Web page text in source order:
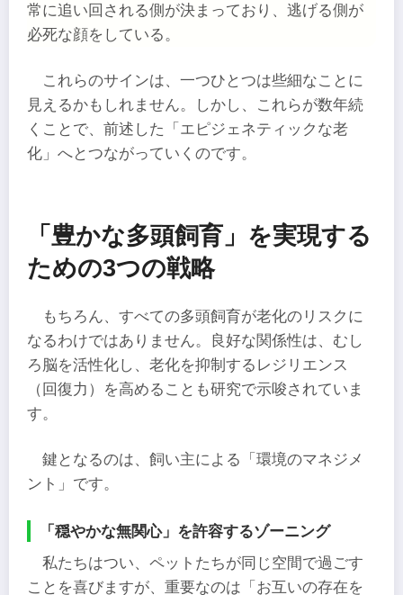
常に追い回される側が決まっており、逃げる側が
必死な顔をしている。
これらのサインは、一つひとつは些細なことに
見えるかもしれません。しかし、これらが数年続
くことで、前述した「エピジェネティックな老
化」へとつながっていくのです。
「豊かな多頭飼育」を実現する
ための3つの戦略
もちろん、すべての多頭飼育が老化のリスクに
なるわけではありません。良好な関係性は、むし
ろ脳を活性化し、老化を抑制するレジリエンス
（回復力）を高めることも研究で示唆されていま
す。
鍵となるのは、飼い主による「環境のマネジメ
ント」です。
「穏やかな無関心」を許容するゾーニング
私たちはつい、ペットたちが同じ空間で過ごす
ことを喜びますが、重要なのは「お互いの存在を